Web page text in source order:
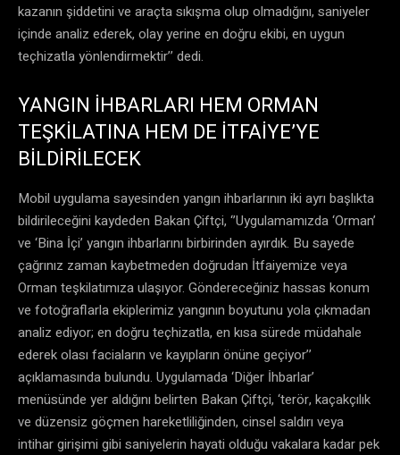
kazanın şiddetini ve araçta sıkışma olup olmadığını, saniyeler
içinde analiz ederek, olay yerine en doğru ekibi, en uygun
teçhizatla yönlendirmektir’’ dedi.
YANGIN İHBARLARI HEM ORMAN
TEŞKİLATINA HEM DE İTFAİYE’YE
BİLDİRİLECEK
Mobil uygulama sayesinden yangın ihbarlarının iki ayrı başlıkta
bildirileceğini kaydeden Bakan Çiftçi, ‘’Uygulamamızda ‘Orman’
ve ‘Bina İçi’ yangın ihbarlarını birbirinden ayırdık. Bu sayede
çağrınız zaman kaybetmeden doğrudan İtfaiyemize veya
Orman teşkilatımıza ulaşıyor. Göndereceğiniz hassas konum
ve fotoğraflarla ekiplerimiz yangının boyutunu yola çıkmadan
analiz ediyor; en doğru teçhizatla, en kısa sürede müdahale
ederek olası faciaların ve kayıpların önüne geçiyor’’
açıklamasında bulundu. Uygulamada ‘Diğer İhbarlar’
menüsünde yer aldığını belirten Bakan Çiftçi, ‘terör, kaçakçılık
ve düzensiz göçmen hareketliliğinden, cinsel saldırı veya
intihar girişimi gibi saniyelerin hayati olduğu vakalara kadar pek